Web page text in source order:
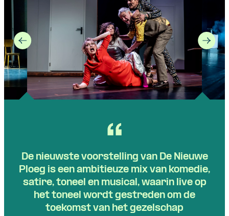
De nieuwste voorstelling van De Nieuwe
Ploeg is een ambitieuze mix van komedie,
satire, toneel en musical, waarin live op
het toneel wordt gestreden om de
toekomst van het gezelschap